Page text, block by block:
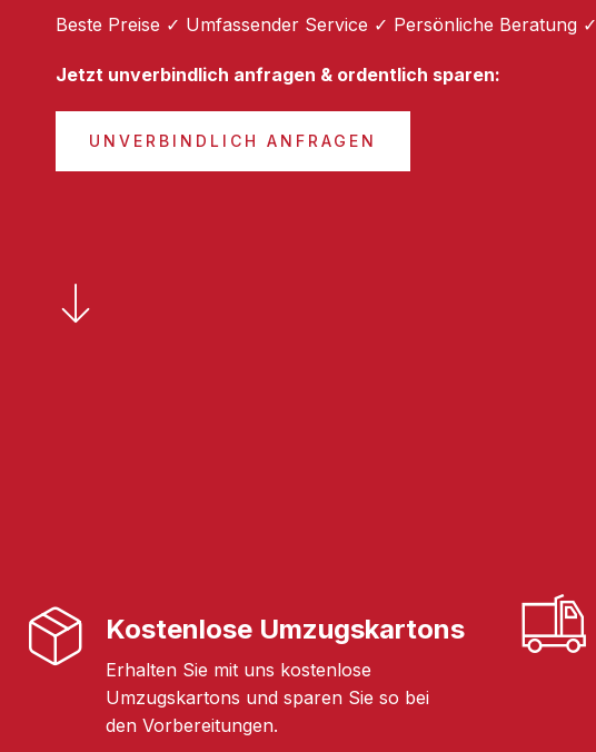
Beste Preise ✓ Umfassender Service ✓ Persönliche Beratung ✓
Jetzt unverbindlich anfragen & ordentlich sparen:
UNVERBINDLICH ANFRAGEN
Kostenlose Umzugskartons
Erhalten Sie mit uns kostenlose
Umzugskartons und sparen Sie so bei
den Vorbereitungen.